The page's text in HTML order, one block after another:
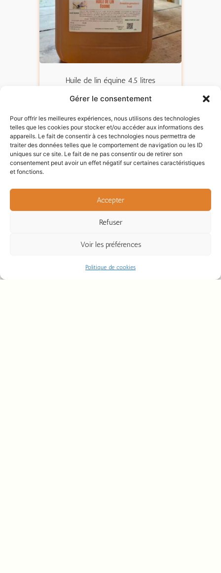
Gérer le consentement
Pour offrir les meilleures expériences, nous utilisons des technologies
telles que les cookies pour stocker et/ou accéder aux informations des
appareils. Le fait de consentir à ces technologies nous permettra de
traiter des données telles que le comportement de navigation ou les ID
uniques sur ce site. Le fait de ne pas consentir ou de retirer son
consentement peut avoir un effet négatif sur certaines caractéristiques
et fonctions.
Accepter
Refuser
Voir les préférences
Politique de cookies
Huile de lin équine 4.5 litres
29,00€
Ajouter au panier